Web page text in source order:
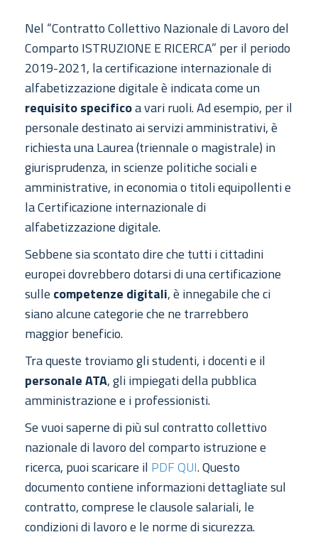
Nel “Contratto Collettivo Nazionale di Lavoro del
Comparto ISTRUZIONE E RICERCA” per il periodo
2019-2021, la certificazione internazionale di
alfabetizzazione digitale è indicata come un
requisito specificoa vari ruoli. Ad esempio, per il
personale destinato ai servizi amministrativi, è
richiesta una Laurea (triennale o magistrale) in
giurisprudenza, in scienze politiche sociali e
amministrative, in economia o titoli equipollenti e
la Certificazione internazionale di
alfabetizzazione digitale.
Sebbene sia scontato dire che tutti i cittadini
europei dovrebbero dotarsi di una certificazione
sulle competenze digitali, è innegabile che ci
siano alcune categorie che ne trarrebbero
maggior beneficio.
Tra queste troviamo gli studenti, i docenti e il
personale ATA, gli impiegati della pubblica
amministrazione e i professionisti.
Se vuoi saperne di più sul contratto collettivo
nazionale di lavoro del comparto istruzione e
ricerca, puoi scaricare il PDF QUI. Questo
documento contiene informazioni dettagliate sul
contratto, comprese le clausole salariali, le
condizioni di lavoro e le norme di sicurezza.